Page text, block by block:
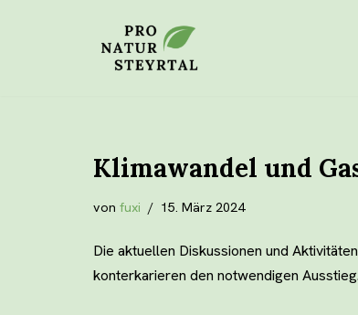
Klimawandel und
von fuxi 15. März 2024
Die aktuellen Diskussionen und
konterkarieren den notwendigen